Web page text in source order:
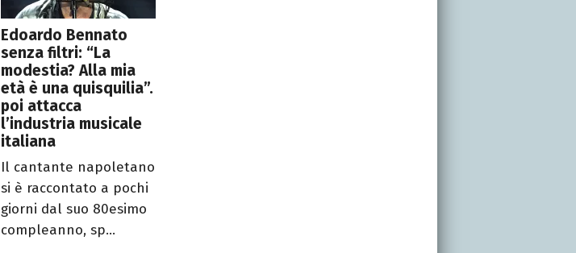
Edoardo Bennato
senza filtri: “La
modestia? Alla mia
età è una quisquilia”.
poi attacca
l’industria musicale
italiana
Il cantante napoletano
si è raccontato a pochi
giorni dal suo 80esimo
compleanno, sp...